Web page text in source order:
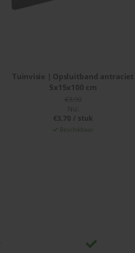
Tuinvisie | Opsluitband antraciet
5x15x100 cm
Nu:
€3,70 / stuk
Beschikbaar